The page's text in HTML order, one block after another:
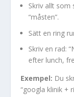
Skriv allt som
“måsten”.
Sätt en ring
Skriv en rad:
efter lunch,
Exempel: Du
“googla klinik +